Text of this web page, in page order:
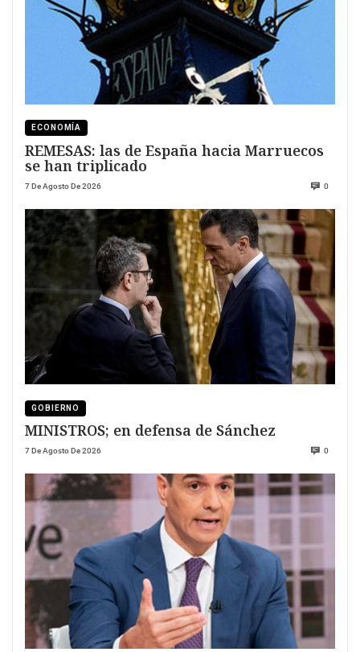
ECONOMÍA
REMESAS: las de España hacia Marruecos
se han triplicado
7 De Agosto De 2026 0
GOBIERNO
MINISTROS; en defensa de Sánchez
7 De Agosto De 2026 0